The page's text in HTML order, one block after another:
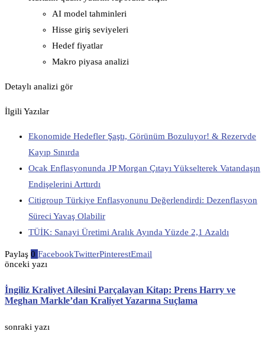
AI model tahminleri
Hisse giriş seviyeleri
Hedef fiyatlar
Makro piyasa analizi
Detaylı analizi gör
İlgili Yazılar
Ekonomide Hedefler Şaştı, Görünüm Bozuluyor! & Rezervde
Kayıp Sınırda
Ocak Enflasyonunda JP Morgan Çıtayı Yükselterek Vatandaşın
Endişelerini Arttırdı
Citigroup Türkiye Enflasyonunu Değerlendirdi: Dezenflasyon
Süreci Yavaş Olabilir
TÜİK: Sanayi Üretimi Aralık Ayında Yüzde 2,1 Azaldı
Paylaş 0 FacebookTwitterPinterestEmail
önceki yazı
İngiliz Kraliyet Ailesini Parçalayan Kitap: Prens Harry ve
Meghan Markle’dan Kraliyet Yazarına Suçlama
sonraki yazı